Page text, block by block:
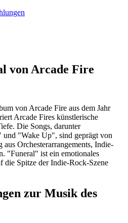
von Arcade Fire
von Arcade Fire aus dem Jahr
Arcade Fires künstlerische
Die Songs, darunter
"Wake Up", sind geprägt von
Orchesterarrangements, Indie-
"Funeral" ist ein emotionales
die Spitze der Indie-Rock-Szene
zur Musik des